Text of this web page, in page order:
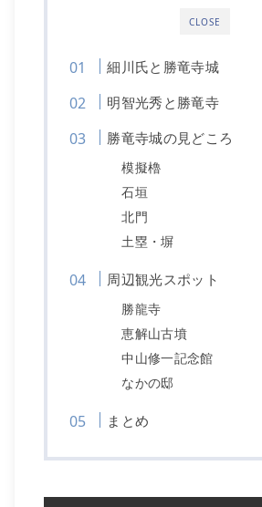
CLOSE
細川氏と勝竜寺城
明智光秀と勝竜寺
勝竜寺城の見どころ
模擬櫓
石垣
北門
土塁・塀
周辺観光スポット
勝龍寺
恵解山古墳
中山修一記念館
なかの邸
まとめ